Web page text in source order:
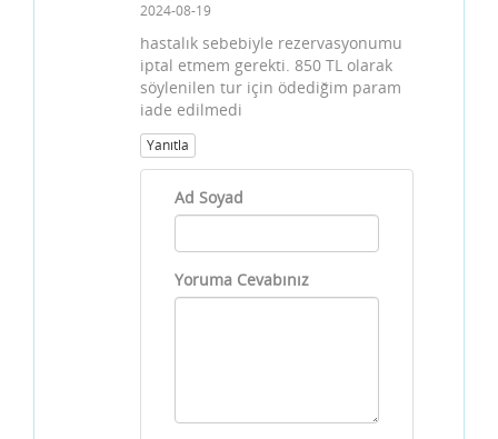
2024-08-19
hastalık sebebiyle rezervasyonumu
iptal etmem gerekti. 850 TL olarak
söylenilen tur için ödediğim param
iade edilmedi
Yanıtla
Ad Soyad
Yoruma Cevabınız